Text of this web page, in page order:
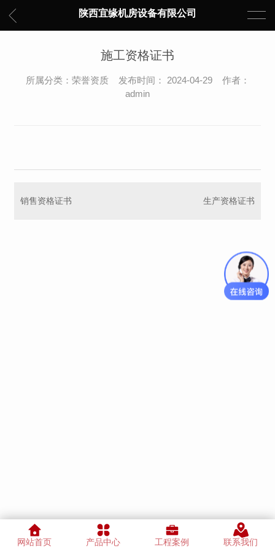
陕西宜缘机房设备有限公司
施工资格证书
所属分类：荣誉资质 发布时间： 2024-04-29 作者：
admin
销售资格证书 生产资格证书
网站首页 产品中心 工程案例 联系我们